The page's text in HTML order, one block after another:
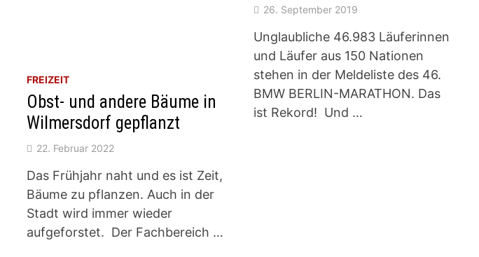
FREIZEIT
Obst- und andere Bäume in
Wilmersdorf gepflanzt
22. Februar 2022
Das Frühjahr naht und es ist Zeit,
Bäume zu pflanzen. Auch in der
Stadt wird immer wieder
aufgeforstet. Der Fachbereich …
26. September 2019
Unglaubliche 46.983 Läuferinnen
und Läufer aus 150 Nationen
stehen in der Meldeliste des 46.
BMW BERLIN-MARATHON. Das
ist Rekord! Und …